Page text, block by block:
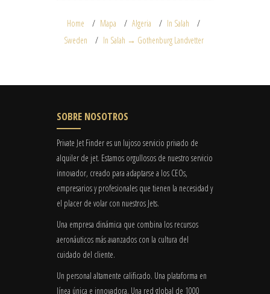
Home Mapa Algeria
In Salah
Sweden
In Salah → Gothenburg Landvetter
SOBRE NOSOTROS
Private Jet Finder es un lujoso servicio privado de
alquiler de jet. Estamos orgullosos de nuestro servicio
innovador, creado para adaptarse a los CEOs,
empresarios y profesionales que tienen la necesidad y
el placer de volar con nuestros Jets.
Una empresa dinámica que combina los recursos
aeronáuticos más avanzados con la cultura del
cuidado del cliente.
Un personal altamente calificado. Una plataforma en
línea única e innovadora. Una red global de 1000